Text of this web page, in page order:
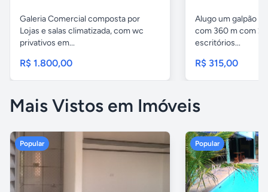
Galeria Comercial composta por
Lojas e salas climatizada, com wc
privativos em...
R$ 1.800,00
Alugo um galpão
com 360 m com 2
escritórios...
R$ 315,00
Mais Vistos em Imóveis
Popular Popular